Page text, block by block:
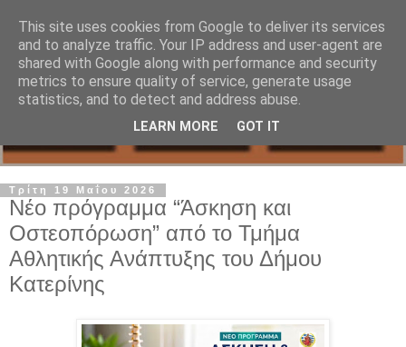
Τρίτη 19 Μαΐου 2026
Νέο πρόγραμμα “Άσκηση και
Οστεοπόρωση” από το Τμήμα
Αθλητικής Ανάπτυξης του Δήμου
Κατερίνης
This site uses cookies from Google to deliver its services
and to analyze traffic. Your IP address and user-agent are
shared with Google along with performance and security
metrics to ensure quality of service, generate usage
statistics, and to detect and address abuse.
LEARN MORE GOT IT